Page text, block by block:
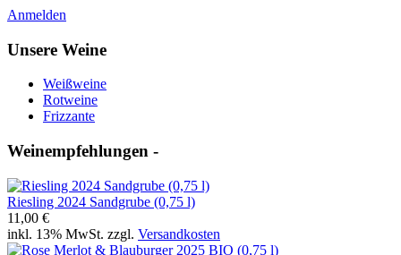
Anmelden
Unsere Weine
Weißweine
Rotweine
Frizzante
Weinempfehlungen -
Riesling 2024 Sandgrube (0,75 l)
11,00 €
inkl. 13% MwSt. zzgl. Versandkosten